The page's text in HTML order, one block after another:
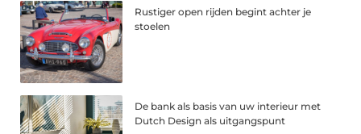
Rustiger open rijden begint achter je
stoelen
De bank als basis van uw interieur met
Dutch Design als uitgangspunt